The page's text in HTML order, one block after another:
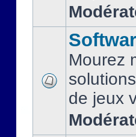
Mourez
de jeux